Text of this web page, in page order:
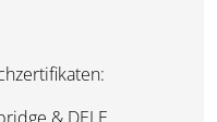
& DELE